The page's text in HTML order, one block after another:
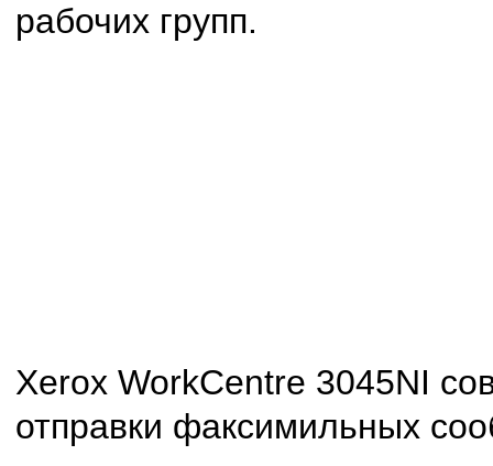
рабочих групп.
Xerox WorkCentre 3045NI
отправки факсимильных